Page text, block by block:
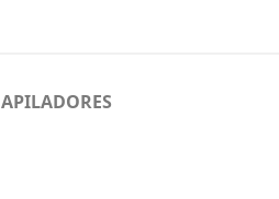
APILADORES